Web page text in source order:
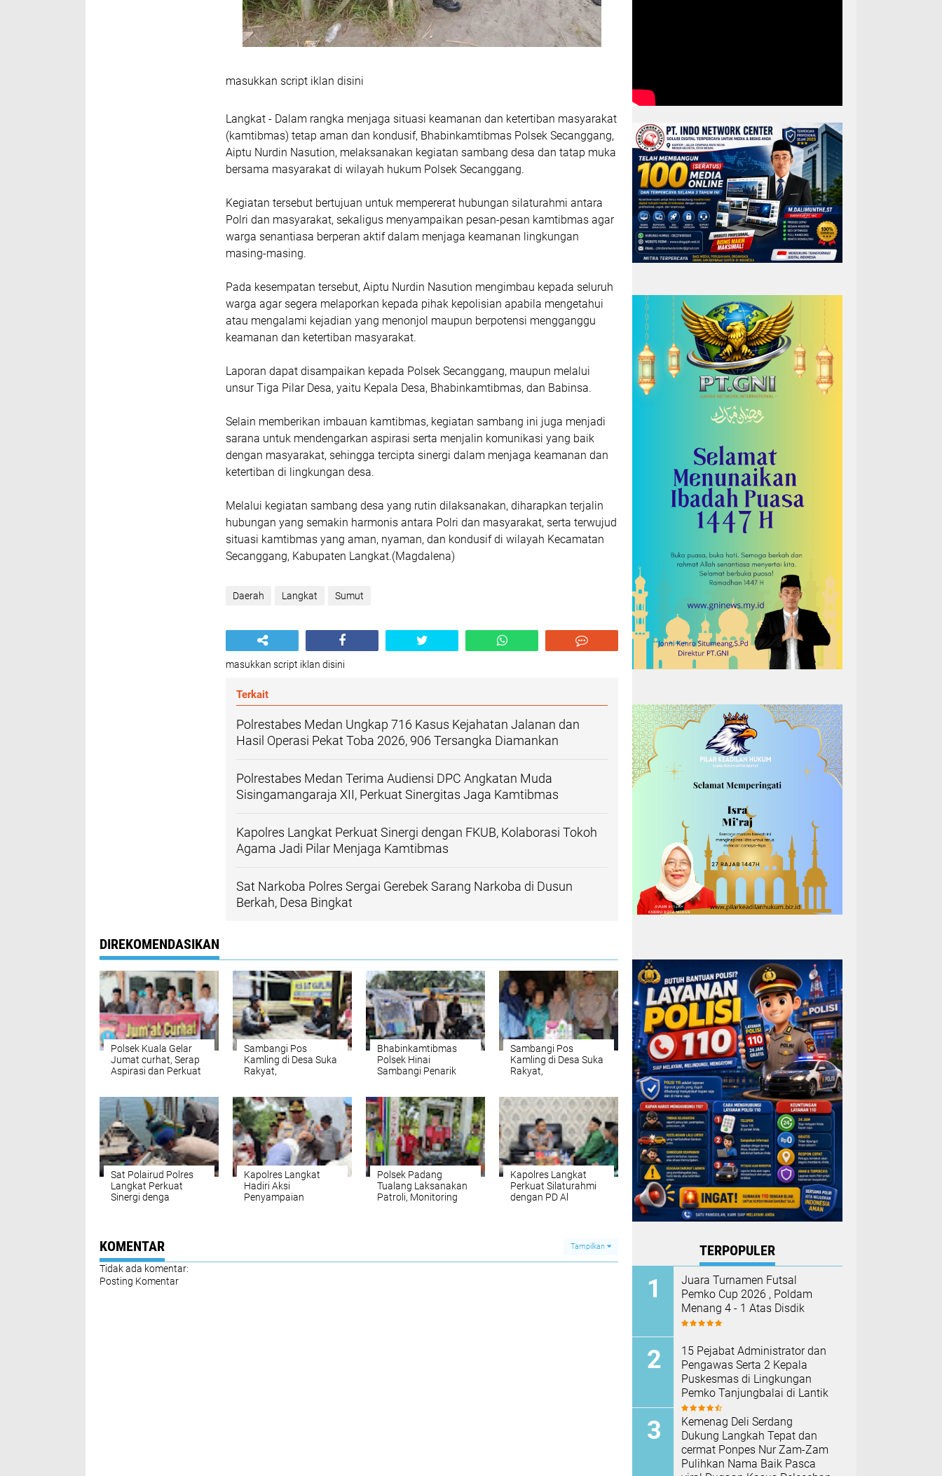
masukkan script iklan disini
Langkat - Dalam rangka menjaga situasi keamanan dan ketertiban masyarakat
(kamtibmas) tetap aman dan kondusif, Bhabinkamtibmas Polsek Secanggang,
Aiptu Nurdin Nasution, melaksanakan kegiatan sambang desa dan tatap muka
bersama masyarakat di wilayah hukum Polsek Secanggang.
Kegiatan tersebut bertujuan untuk mempererat hubungan silaturahmi antara
Polri dan masyarakat, sekaligus menyampaikan pesan-pesan kamtibmas agar
warga senantiasa berperan aktif dalam menjaga keamanan lingkungan
masing-masing.
Pada kesempatan tersebut, Aiptu Nurdin Nasution mengimbau kepada seluruh
warga agar segera melaporkan kepada pihak kepolisian apabila mengetahui
atau mengalami kejadian yang menonjol maupun berpotensi mengganggu
keamanan dan ketertiban masyarakat.
Laporan dapat disampaikan kepada Polsek Secanggang, maupun melalui
unsur Tiga Pilar Desa, yaitu Kepala Desa, Bhabinkamtibmas, dan Babinsa.
Selain memberikan imbauan kamtibmas, kegiatan sambang ini juga menjadi
sarana untuk mendengarkan aspirasi serta menjalin komunikasi yang baik
dengan masyarakat, sehingga tercipta sinergi dalam menjaga keamanan dan
ketertiban di lingkungan desa.
Melalui kegiatan sambang desa yang rutin dilaksanakan, diharapkan terjalin
hubungan yang semakin harmonis antara Polri dan masyarakat, serta terwujud
situasi kamtibmas yang aman, nyaman, dan kondusif di wilayah Kecamatan
Secanggang, Kabupaten Langkat.(Magdalena)
Daerah Langkat Sumut
masukkan script iklan disini
Terkait
Polrestabes Medan Ungkap 716 Kasus Kejahatan Jalanan dan
Hasil Operasi Pekat Toba 2026, 906 Tersangka Diamankan
Polrestabes Medan Terima Audiensi DPC Angkatan Muda
Sisingamangaraja XII, Perkuat Sinergitas Jaga Kamtibmas
Kapolres Langkat Perkuat Sinergi dengan FKUB, Kolaborasi Tokoh
Agama Jadi Pilar Menjaga Kamtibmas
Sat Narkoba Polres Sergai Gerebek Sarang Narkoba di Dusun
Berkah, Desa Bingkat
DIREKOMENDASIKAN
Polsek Kuala Gelar
Jumat curhat, Serap
Aspirasi dan Perkuat
Sambangi Pos
Kamling di Desa Suka
Rakyat,
Sampaikan Pesan
Kamtibmas kepada
Warga
Bhabinkamtibmas
Polsek Hinai
Sambangi Penarik
Aspirasi Masyarakat
Sambangi Pos
Kamling di Desa Suka
Rakyat,
Sampaikan Pesan
Kamtibmas kepada
Warga
Sat Polairud Polres
Langkat Perkuat
Sinergi denga
Lingkungan Pesisir
Kapolres Langkat
Hadiri Aksi
Penyampaian
Polsek Padang
Tualang Laksanakan
Patroli, Monitoring
Kapolres Langkat
Perkuat Silaturahmi
dengan PD Al
KOMENTAR Tampilkan
Tidak ada komentar:
Posting Komentar
TERPOPULER
Juara Turnamen Futsal
Pemko Cup 2026 , Poldam
Menang 4 - 1 Atas Disdik
15 Pejabat Administrator dan
Pengawas Serta 2 Kepala
Puskesmas di Lingkungan
Pemko Tanjungbalai di Lantik
Kemenag Deli Serdang
Dukung Langkah Tepat dan
cermat Ponpes Nur Zam-Zam
Pulihkan Nama Baik Pasca